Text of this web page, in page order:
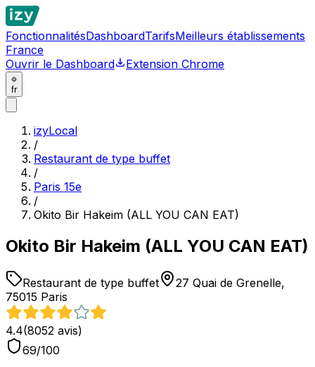
FonctionnalitésDashboardTarifsMeilleurs établissements
France
Ouvrir le Dashboard
Extension Chrome
fr
izyLocal
/
Restaurant de type buffet
/
Paris 15e
/
Okito Bir Hakeim (ALL YOU CAN EAT)
Okito Bir Hakeim (ALL YOU CAN EAT)
Restaurant de type buffet
27 Quai de Grenelle,
75015 Paris
4.4(8052 avis)
69/100